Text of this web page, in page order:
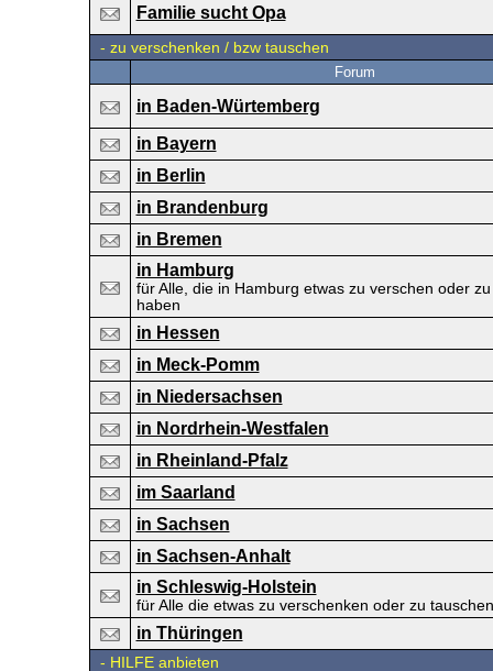
Familie sucht Opa
- zu verschenken / bzw tauschen
Forum
in Baden-Würtemberg
in Bayern
in Berlin
in Brandenburg
in Bremen
in Hamburg
für Alle, die in Hamburg etwas zu verschen oder
haben
in Hessen
in Meck-Pomm
in Niedersachsen
in Nordrhein-Westfalen
in Rheinland-Pfalz
im Saarland
in Sachsen
in Sachsen-Anhalt
in Schleswig-Holstein
für Alle die etwas zu verschenken oder zu
in Thüringen
- HILFE anbieten